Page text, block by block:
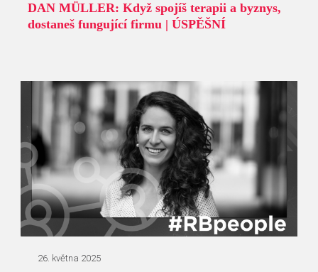
DAN MÜLLER: Když spojíš terapii a byznys,
dostaneš fungující firmu | ÚSPĚŠNÍ
26. května 2025